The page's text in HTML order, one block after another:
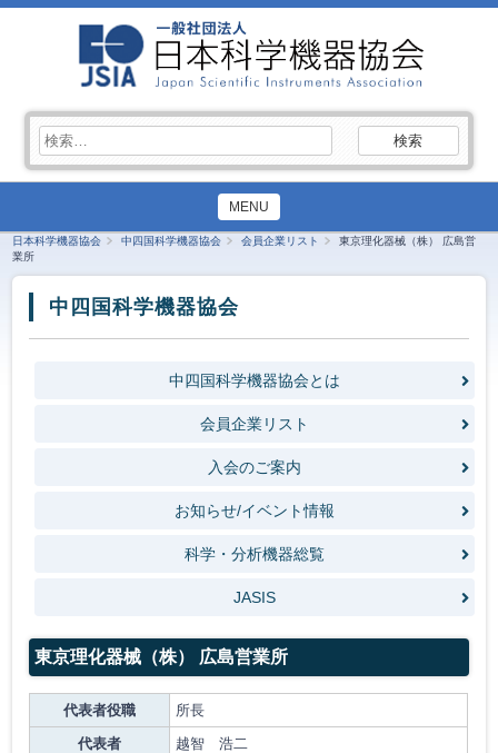
索:
MENU
日本科学機器協会 中四国科学機器協会 会員企業リスト
東京理化器械（株） 広島営
業所
中四国科学機器協会
中四国科学機器協会とは
会員企業リスト
入会のご案内
お知らせ/イベント情報
科学・分析機器総覧
JASIS
東京理化器械（株） 広島営業所
代表者役職
所長
代表者
越智 浩二